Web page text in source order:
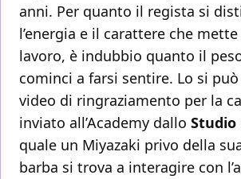
anni. Per quanto il regista si
l’energia e il carattere che
lavoro, è indubbio quanto il
cominci a farsi sentire. Lo si
video di ringraziamento per la
inviato all’Academy dallo Studio
quale un Miyazaki privo della
barba si trova a interagire con